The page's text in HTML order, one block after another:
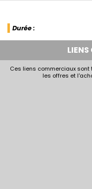
Durée :
Ces liens commerciaux
les offres et